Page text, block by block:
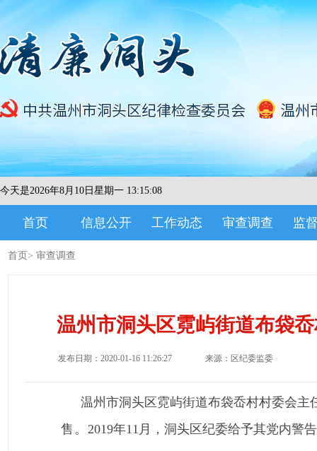
今天是2026年8月10日星期一 13:15:08
首页 信息公开 工作动态 审查调查 监
首页 > 审查调查
温州市洞头区霓屿街道布袋
发布日期：2020-01-16 11:26:27 来源：区纪委监委
温州市洞头区霓屿街道布袋岙村村委会
售。 2019年11月，洞头区纪委给予其党内警